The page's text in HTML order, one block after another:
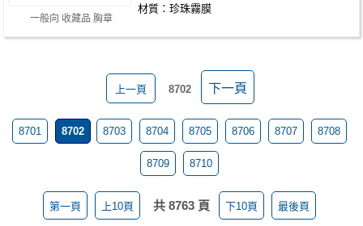
一般向 收藏品 胸章
材質：珍珠霧膜
上一頁 8702 下一頁
8701 8702 8703 8704 8705 8706 8707 8708
8709 8710
第一頁 上10頁 共 8763 頁 下10頁 最後頁